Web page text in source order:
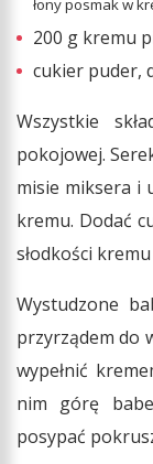
łony posmak w
200 g kremu
cukier puder,
Wszystkie
pokojowej.
misie miksera i
kremu. Dodać
słodkości
Wystudzone
przyrządem do
wypełnić
nim górę
posypać